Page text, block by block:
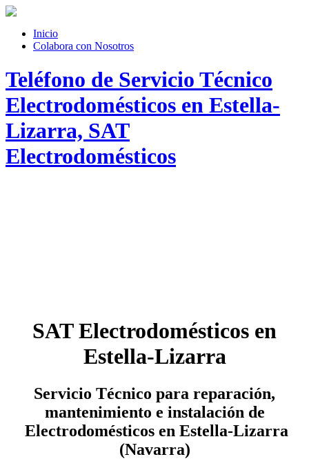
Inicio
Colabora con Nosotros
Teléfono de Servicio Técnico
Electrodomésticos en Estella-
Lizarra, SAT
Electrodomésticos
SAT Electrodomésticos en
Estella-Lizarra
Servicio Técnico para reparación,
mantenimiento e instalación de
Electrodomésticos en Estella-Lizarra
(Navarra)